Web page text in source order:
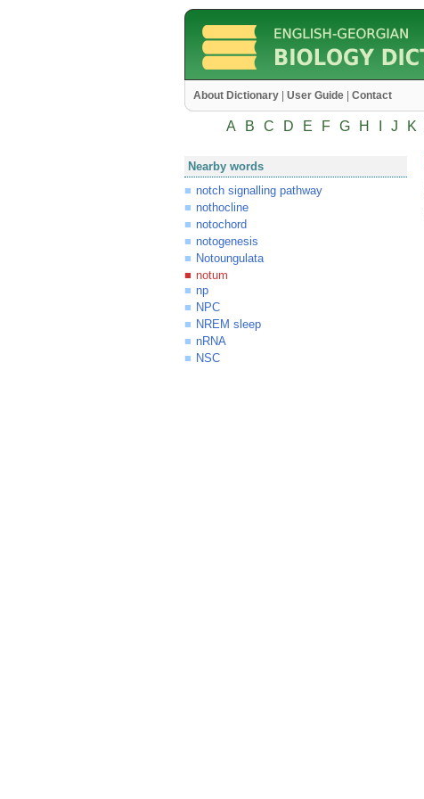
About Dictionary User Guide Contact
A B C D E F G H J K
Nearby words
notch signalling pathway
nothocline
notochord
notogenesis
Notoungulata
notum
np
NPC
NREM sleep
nRNA
NSC